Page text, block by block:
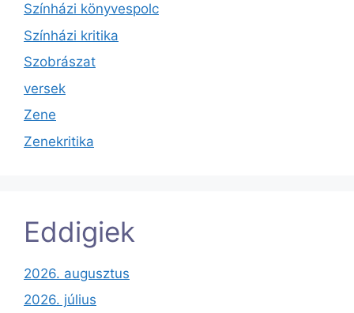
Színházi könyvespolc
Színházi kritika
Szobrászat
versek
Zene
Zenekritika
Eddigiek
2026. augusztus
2026. július